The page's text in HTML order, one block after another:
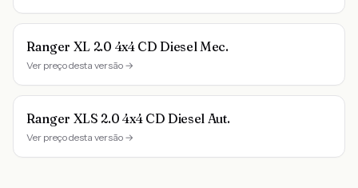
Ranger XL 2.0 4x4 CD Diesel Mec.
Ver preço desta versão →
Ranger XLS 2.0 4x4 CD Diesel Aut.
Ver preço desta versão →